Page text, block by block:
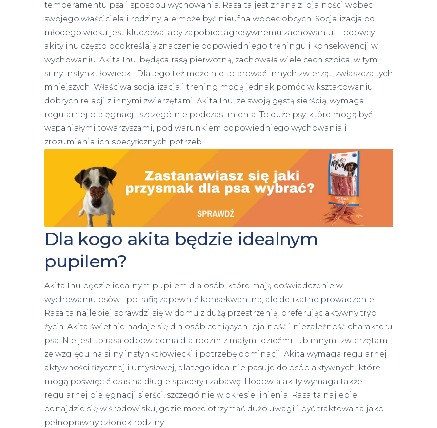
temperamentu psa i sposobu wychowania. Rasa ta jest znana z lojalności wobec
swojego właściciela i rodziny, ale może być nieufna wobec obcych. Socjalizacja od
młodego wieku jest kluczowa, aby zapobiec agresywnemu zachowaniu. Hodowcy
akity inu często podkreślają znaczenie odpowiedniego treningu i konsekwencji w
wychowaniu. Akita Inu, będąca rasą pierwotną, zachowała wiele cech szpica, w tym
silny instynkt łowiecki. Dlatego też może nie tolerować innych zwierząt, zwłaszcza tych
mniejszych. Właściwa socjalizacja i trening mogą jednak pomóc w kształtowaniu
dobrych relacji z innymi zwierzętami. Akita Inu, ze swoją gęstą sierścią, wymaga
regularnej pielęgnacji, szczególnie podczas linienia. To duże psy, które mogą być
wspaniałymi towarzyszami, pod warunkiem odpowiedniego wychowania i
zrozumienia ich specyficznych potrzeb.
Dla kogo akita będzie idealnym
pupilem?
Akita Inu będzie idealnym pupilem dla osób, które mają doświadczenie w
wychowaniu psów i potrafią zapewnić konsekwentne, ale delikatne prowadzenie.
Rasa ta najlepiej sprawdzi się w domu z dużą przestrzenią, preferując aktywny tryb
życia. Akita świetnie nadaje się dla osób ceniących lojalność i niezależność charakteru
psa. Nie jest to rasa odpowiednia dla rodzin z małymi dziećmi lub innymi zwierzętami,
ze względu na silny instynkt łowiecki i potrzebę dominacji. Akita wymaga regularnej
aktywności fizycznej i umysłowej, dlatego idealnie pasuje do osób aktywnych, które
mogą poświęcić czas na długie spacery i zabawę. Hodowla akity wymaga także
regularnej pielęgnacji sierści, szczególnie w okresie linienia. Rasa ta najlepiej
odnajdzie się w środowisku, gdzie może otrzymać dużo uwagi i być traktowana jako
pełnoprawny członek rodziny.